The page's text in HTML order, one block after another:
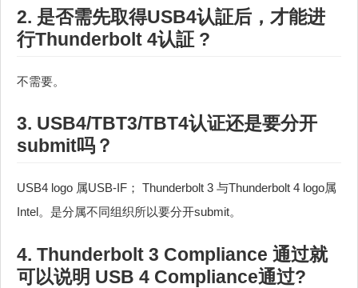
2. 是否需先取得USB4认証后，才能进
行Thunderbolt 4认証 ?
不需要。
3. USB4/TBT3/TBT4认证还是要分开
submit吗？
USB4 logo 属USB-IF； Thunderbolt 3 与Thunderbolt 4 logo属
Intel。是分属不同组织所以要分开submit。
4. Thunderbolt 3 Compliance 通过就
可以说明 USB 4 Compliance通过?